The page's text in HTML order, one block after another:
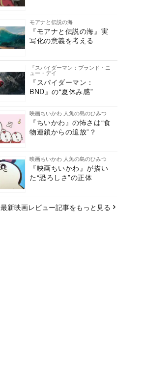
モアナと伝説の海
『モアナと伝説の海』実
写化の意義を考える
『スパイダーマン：ブランド・ニ
ュー・デイ
『スパイダーマン：
BND』の“夏休み感”
映画ちいかわ 人魚の島のひみつ
『ちいかわ』の怖さは“食
物連鎖からの追放”？
映画ちいかわ 人魚の島のひみつ
『映画ちいかわ』が描い
た“恐ろしさ”の正体
最新映画レビュー記事をもっと見る